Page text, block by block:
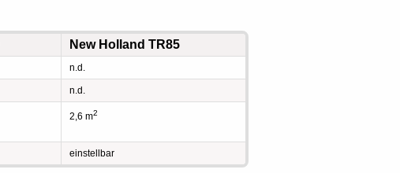
New Holland TR85
n.d.
n.d.
2,6 m2
einstellbar